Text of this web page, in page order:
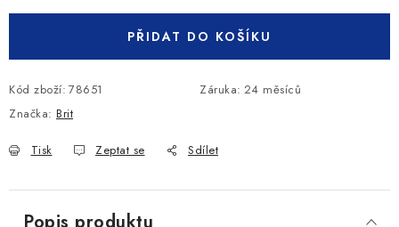
PŘIDAT DO KOŠÍKU
Kód zboží: 78651 Záruka: 24 měsíců
Značka: Brit
Tisk Zeptat se Sdílet